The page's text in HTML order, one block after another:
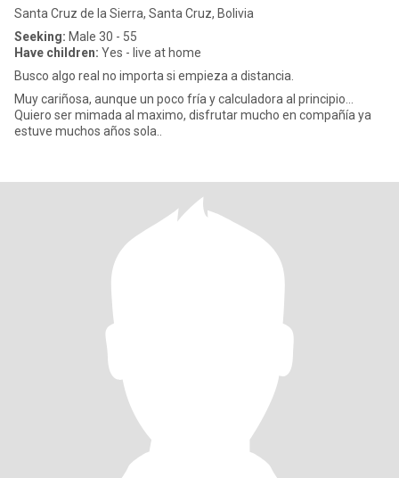
Santa Cruz de la Sierra, Santa Cruz, Bolivia
Seeking: Male 30 - 55
Have children: Yes - live at home
Busco algo real no importa si empieza a distancia.
Muy cariñosa, aunque un poco fría y calculadora al principio...
Quiero ser mimada al maximo, disfrutar mucho en compañía ya
estuve muchos años sola..